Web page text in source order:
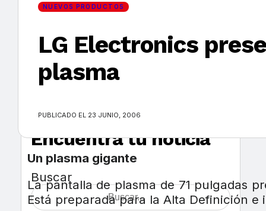
MERCADOS Y TENDENCIAS
HEMEROTECA
Encuentra tu noticia
Buscar
NUEVOS PRODUCTOS
LG Electronics
plasma
PUBLICADO EL 23 JUNIO, 2006
Un plasma gigante
La pantalla de plasma de 71 pulgadas
Está preparada para la Alta Definición